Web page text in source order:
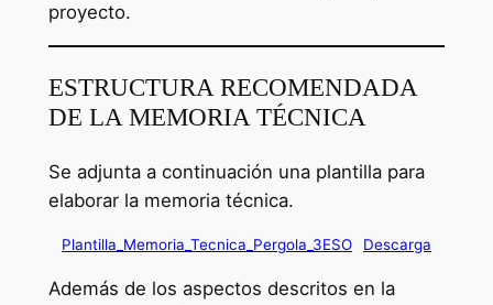
proyecto.
ESTRUCTURA RECOMENDADA
DE LA MEMORIA TÉCNICA
Se adjunta a continuación una plantilla para
elaborar la memoria técnica.
Plantilla_Memoria_Tecnica_Pergola_3ESO Descarga
Además de los aspectos descritos en la